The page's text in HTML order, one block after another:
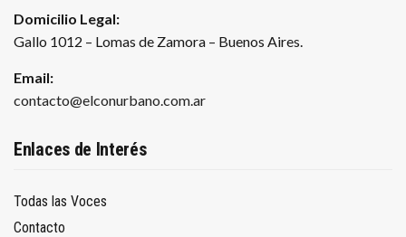
Domicilio Legal:
Gallo 1012 – Lomas de Zamora – Buenos Aires.
Email:
contacto@elconurbano.com.ar
Enlaces de Interés
Todas las Voces
Contacto